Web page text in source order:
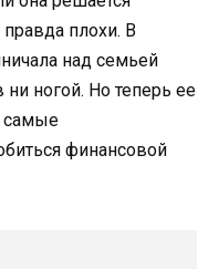
правда плохи. В
над семьей
ни ногой. Но теперь ее
самые
финансовой